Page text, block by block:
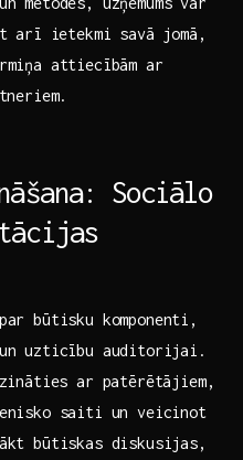
ietekmi savā jomā,
attiecībām‌ ar
⁢Sociālo
būtisku komponenti,
uzticību auditorijai.
ar patērētājiem,
saiti un veicinot
būtiskas diskusijas,‍